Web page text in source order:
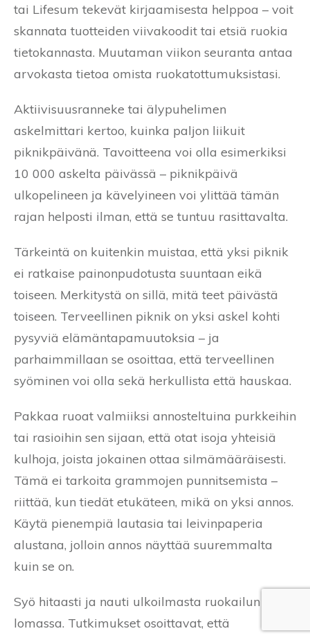
tai Lifesum tekevät kirjaamisesta helppoa – voit
skannata tuotteiden viivakoodit tai etsiä ruokia
tietokannasta. Muutaman viikon seuranta antaa
arvokasta tietoa omista ruokatottumuksistasi.
Aktiivisuusranneke tai älypuhelimen
askelmittari kertoo, kuinka paljon liikuit
piknikpäivänä. Tavoitteena voi olla esimerkiksi
10 000 askelta päivässä – piknikpäivä
ulkopelineen ja kävelyineen voi ylittää tämän
rajan helposti ilman, että se tuntuu rasittavalta.
Tärkeintä on kuitenkin muistaa, että yksi piknik
ei ratkaise painonpudotusta suuntaan eikä
toiseen. Merkitystä on sillä, mitä teet päivästä
toiseen. Terveellinen piknik on yksi askel kohti
pysyviä elämäntapamuutoksia – ja
parhaimmillaan se osoittaa, että terveellinen
syöminen voi olla sekä herkullista että hauskaa.
Pakkaa ruoat valmiiksi annosteltuina purkkeihin
tai rasioihin sen sijaan, että otat isoja yhteisiä
kulhoja, joista jokainen ottaa silmämääräisesti.
Tämä ei tarkoita grammojen punnitsemista –
riittää, kun tiedät etukäteen, mikä on yksi annos.
Käytä pienempiä lautasia tai leivinpaperia
alustana, jolloin annos näyttää suuremmalta
kuin se on.
Syö hitaasti ja nauti ulkoilmasta ruokailun
lomassa. Tutkimukset osoittavat, että